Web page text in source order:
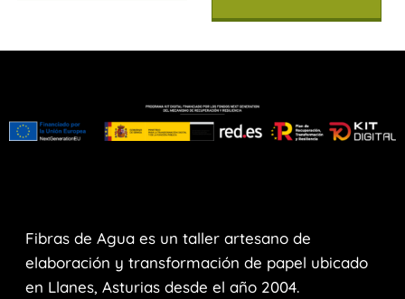
Fibras de Agua es un taller artesano de
elaboración y transformación de papel ubicado
en Llanes, Asturias desde el año 2004.